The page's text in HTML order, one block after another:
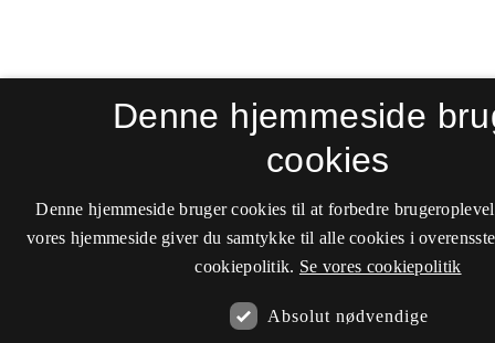
Denne hjemmeside
cookies
Denne hjemmeside bruger cookies til at forbedre
vores hjemmeside giver du samtykke til alle cookies i
cookiepolitik. Se vores cookiepolitik
Absolut nødvendige